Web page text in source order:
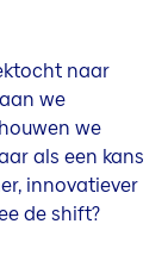
naar
we
we
als een kans
innovatiever
de shift?